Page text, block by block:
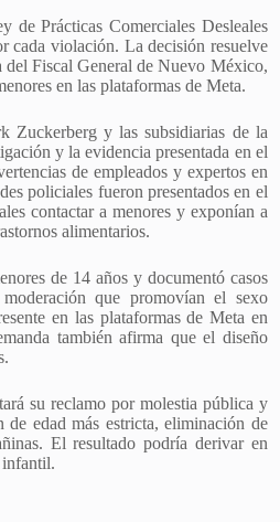
Prácticas Comerciales Desleales
cada violación. La decisión resuelve
del Fiscal General de Nuevo México,
en las plataformas de Meta.
Zuckerberg y las subsidiarias de la
y la evidencia presentada en el
de empleados y expertos en
policiales fueron presentados en el
contactar a menores y exponían a
alimentarios.
de 14 años y documentó casos
que promovían el sexo
en las plataformas de Meta en
también afirma que el diseño
su reclamo por molestia pública y
edad más estricta, eliminación de
El resultado podría derivar en
infantil.